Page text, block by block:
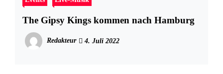
The Gipsy Kings kommen nach Hamburg
Redakteur 4. Juli 2022